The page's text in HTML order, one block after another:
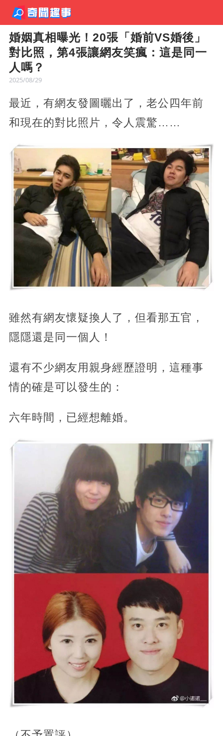
婚姻真相曝光！20張「婚前VS婚後」
對比照，第4張讓網友笑瘋：這是同一
人嗎？
2025/08/29
最近，有網友發圖曬出了，老公四年前
和現在的對比照片，令人震驚……
雖然有網友懷疑換人了，但看那五官，
隱隱還是同一個人！
還有不少網友用親身經歷證明，這種事
情的確是可以發生的：
六年時間，已經想離婚。